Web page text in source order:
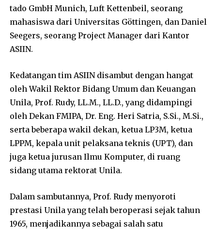
tado GmbH Munich, Luft Kettenbeil, seorang
mahasiswa dari Universitas Göttingen, dan Daniel
Seegers, seorang Project Manager dari Kantor
ASIIN.
Kedatangan tim ASIIN disambut dengan hangat
oleh Wakil Rektor Bidang Umum dan Keuangan
Unila, Prof. Rudy, LL.M., LL.D., yang didampingi
oleh Dekan FMIPA, Dr. Eng. Heri Satria, S.Si., M.Si.,
serta beberapa wakil dekan, ketua LP3M, ketua
LPPM, kepala unit pelaksana teknis (UPT), dan
juga ketua jurusan Ilmu Komputer, di ruang
sidang utama rektorat Unila.
Dalam sambutannya, Prof. Rudy menyoroti
prestasi Unila yang telah beroperasi sejak tahun
1965, menjadikannya sebagai salah satu